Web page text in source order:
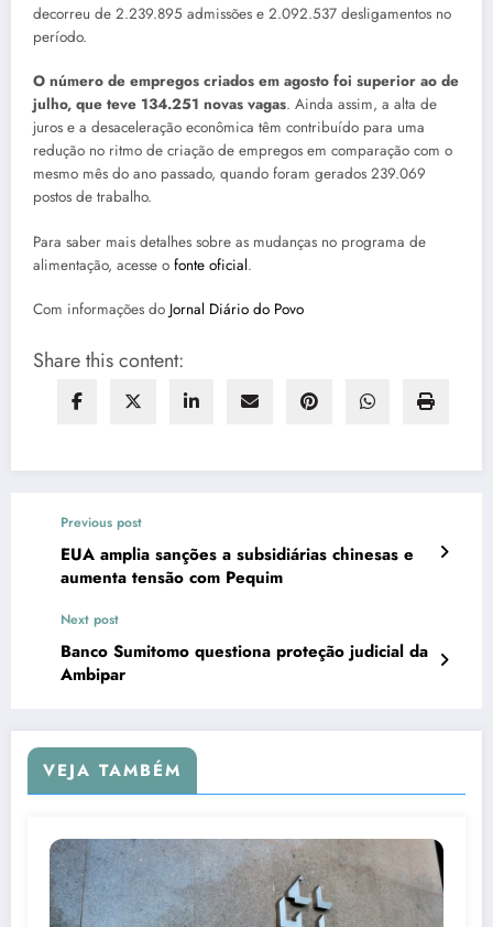
decorreu de 2.239.895 admissões e 2.092.537 desligamentos no
período.
O número de empregos criados em agosto foi superior ao de
julho, que teve 134.251 novas vagas. Ainda assim, a alta de
juros e a desaceleração econômica têm contribuído para uma
redução no ritmo de criação de empregos em comparação com o
mesmo mês do ano passado, quando foram gerados 239.069
postos de trabalho.
Para saber mais detalhes sobre as mudanças no programa de
alimentação, acesse o fonte oficial.
Com informações do Jornal Diário do Povo
Share this content:
Previous post
EUA amplia sanções a subsidiárias chinesas e
aumenta tensão com Pequim
Next post
Banco Sumitomo questiona proteção judicial da
Ambipar
VEJA TAMBÉM